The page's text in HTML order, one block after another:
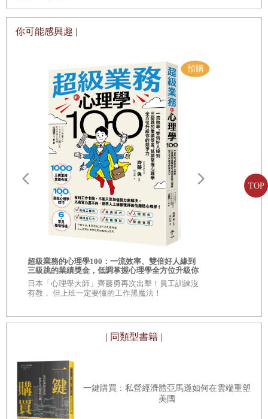
TOP
第16章 原物料與高科技產業對物價的影響
第17章 物價上漲背後的深層意義
第19章 美國的國債發行戰略
第六部分｜美國股市：上漲之門，還是調整之路？
第20章 維持美國霸權的財政戰略
第21章 美國是否會迎來經濟衰退？
第22章 從流動性角度看市場趨勢
第23章 AI 產業如何估價？
第24章 在實體經濟低迷的情況下，股市能否繼續上漲？
第七部｜全球投資格局將如何重塑？
第25章 為了增長與霸權，美國的長期經濟戰略
第27章 美國的金融與財政政策對全球經濟的影響
第29章 美國的全球地位與霸權還能維持多久？
第30章 美國政府主導的計劃經濟與變革
第31章 美債危機與全球經濟的未來
過去政府即使大量投放資金，也往往流入資產市場而非實體
經濟，結果就是資產價格自然上升。
大，「邊際消費傾向（Marginal Propensity to Consume）」
會隨之下降。所謂邊際消費傾向，是指當收入增加時，用於
消費的比例。
收入較低者傾向將新增收入多數用於消費；相反地，高收入
者即便收入增加，也多半選擇將其用於儲蓄或投資。長期而
言，這將導致整體經濟的消費減少，總需求下滑，進而可能
引發經濟衰退。
那麼，如果在貨幣乘數低迷的情況下，經濟真的陷入衰退，
會發生什麼事呢？這時美國政府與聯邦準備系統（以下簡稱
「聯準會」）就會再次向市場注入基礎貨幣，藉此補充流動
儘管擔憂，美國經濟仍維持成長態勢
眾所皆知，在新冠疫情期間，美國政府也曾釋出大量的基礎
金給民眾，引發了強烈的通膨憂慮。更糟的是，供應鏈瓶頸
的出現，導致商品價格飆升。
為了抑制這類需求所引發的通膨，從2022年起，美國聯準會
你可能感興趣 |
超級業務的心理學100：一流效率、雙倍好人緣到
三級跳的業績獎金，低調掌握心理學全方位升級你
的競爭力
日本「心理學大師」齊藤勇再次出擊！員工訓練沒
有教， 但上班一定要懂的工作黑魔法！
| 同類型書籍 |
一鍵購買：私營經濟體亞馬遜如何在雲端重塑
美國